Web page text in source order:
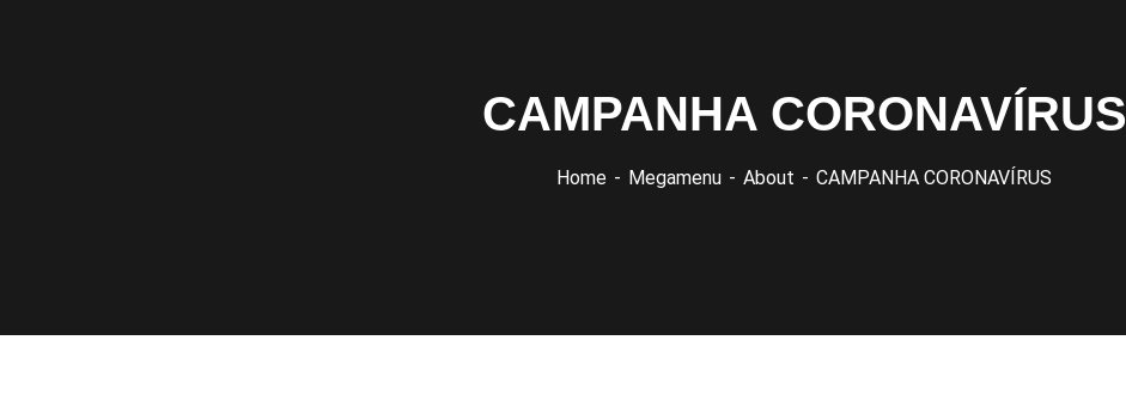
CAMPANHA CORONAVÍRUS
Home Megamenu About CAMPANHA CORONAVÍRUS